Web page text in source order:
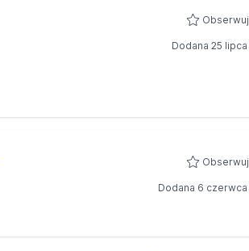
Obserwuj
Dodana 25 lipca
Obserwuj
Dodana 6 czerwca